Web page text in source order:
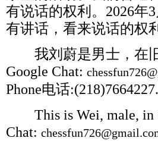
有说话的权利。 2026年3
有讲话，看来说话的权
我刘蔚是男士，在
Google Chat:
Phone电话:(218)7664227.
This is Wei, male, in
Chat: